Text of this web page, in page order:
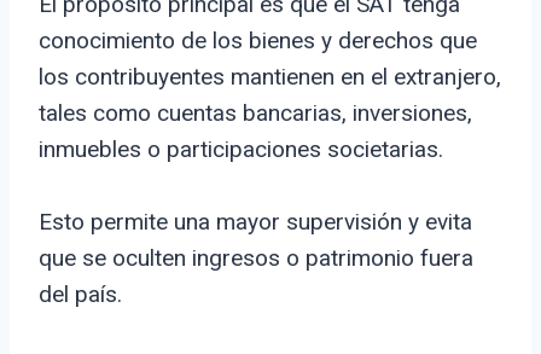
conocimiento de los bienes y derechos que
los contribuyentes mantienen en el extranjero,
tales como cuentas bancarias, inversiones,
inmuebles o participaciones societarias.
Esto permite una mayor supervisión y evita
que se oculten ingresos o patrimonio fuera
del país.